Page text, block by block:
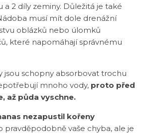
a 2 díly zeminy. Důležitá je také
musí mít dole drenážní
oblázků nebo úlomků
které napomáhají správnému
jsou schopny absorbovat trochu
mnoho vody, proto před
až půda vyschne.
nezapustil kořeny
pravděpodobně vaše chyba, ale je